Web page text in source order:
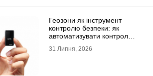
Геозони як інструмент
контролю безпеки: як
автоматизувати контроль
31 Липня, 2026